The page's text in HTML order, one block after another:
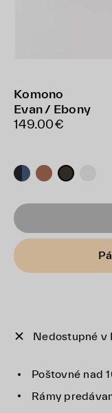
Komono
Evan / Ebony
149.00€
Nedostupné v
Poštovné nad
Rámy